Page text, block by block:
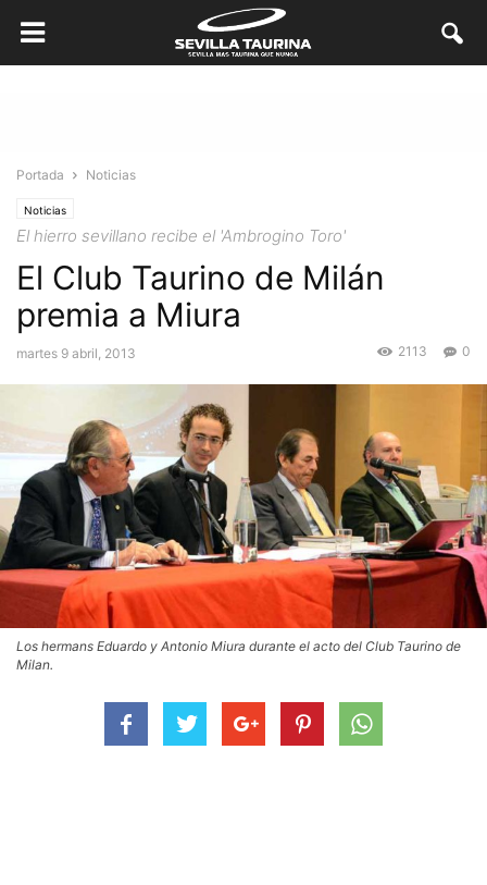
Portada Noticias
Noticias
El hierro sevillano recibe el 'Ambrogino Toro'
El Club Taurino de Milán
premia a Miura
martes 9 abril, 2013 0
2113
Los hermans Eduardo y Antonio Miura durante el acto del Club Taurino de
Milan.